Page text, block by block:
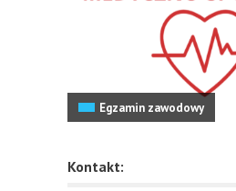
Egzamin zawodowy
Kontakt: